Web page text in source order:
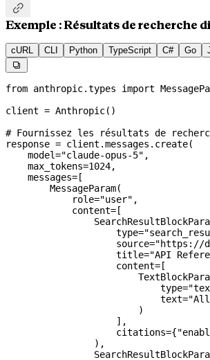

Exemple : Résultats de recherche
cURL CLI Python TypeScript C# Go

from anthropic.types import
client = Anthropic()
# Fournissez les résultats de
response = client.messages.create(
    model
="claude-opus-5" ,
    max_tokens
=1024,
    messages
= [
        MessageParam(
            role
="user" ,
            content
= [
                    type
=
                    source
="https://
                    title
="API
                    content
= [
                            type
=
                            text
="All
                        )
                    ],
                    citations
={
                ),